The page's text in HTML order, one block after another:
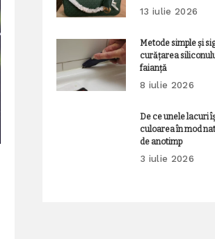
13 iulie 2026
Metode simple și
curățarea
faianță
8 iulie 2026
De ce unele lacuri
culoarea în mod
de anotimp
3 iulie 2026